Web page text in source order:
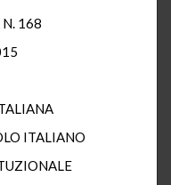
168
ITALIANO